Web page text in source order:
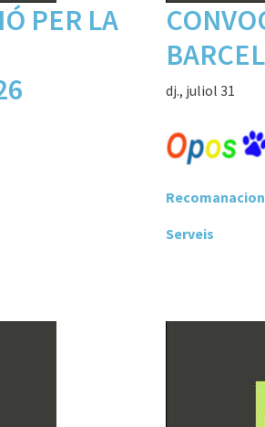
PER LA
dj., juliol 31
Serveis